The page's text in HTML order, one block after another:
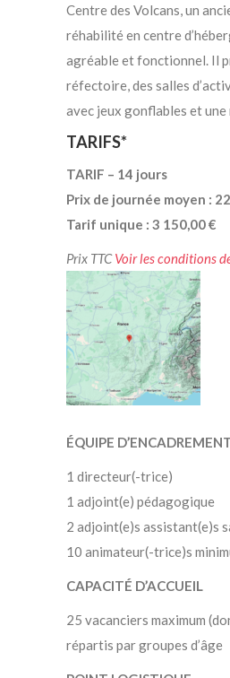
Centre des Volcans, un
réhabilité en centre
agréable et fonctionnel. Il
réfectoire, des salles
avec jeux gonflables et
TARIFS*
TARIF – 14 jours
Prix de journée moyen :
Tarif unique : 3 150,00 €
Prix TTCVoir les conditions
ÉQUIPE
1 directeur(-trice)
1 adjoint(e) pédagogique
2 adjoint(e)s assistant(e)s
10 animateur(-trice)s
CAPACITÉ D’ACCUEIL
25 vacanciers maximum
répartis par groupes d’âge